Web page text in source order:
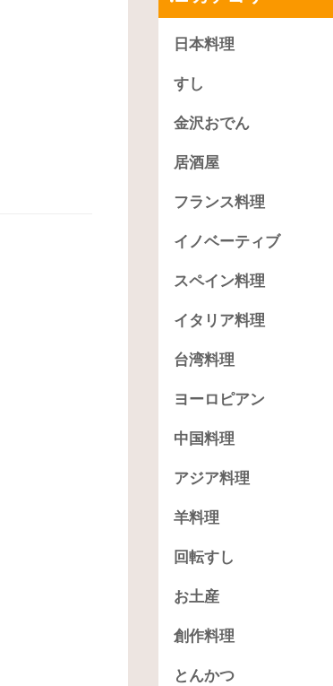
日本料理
すし
金沢おでん
居酒屋
フランス料理
イノベーティブ
スペイン料理
イタリア料理
台湾料理
ヨーロピアン
中国料理
アジア料理
羊料理
回転すし
お土産
創作料理
とんかつ